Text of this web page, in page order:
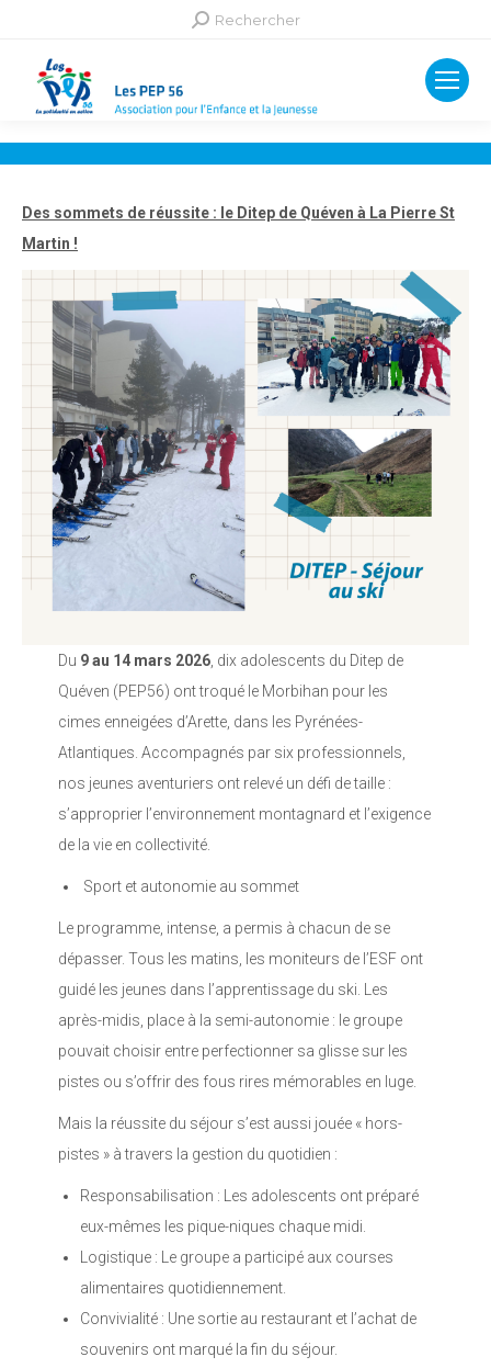
Recherche
Rechercher
Des sommets de réussite : le Ditep de Quéven à La Pierre St
Martin !
Du 9 au 14 mars 2026, dix adolescents du Ditep de
Quéven (PEP56) ont troqué le Morbihan pour les
cimes enneigées d’Arette, dans les Pyrénées-
Atlantiques. Accompagnés par six professionnels,
nos jeunes aventuriers ont relevé un défi de taille :
s’approprier l’environnement montagnard et l’exigence
de la vie en collectivité.
Sport et autonomie au sommet
Le programme, intense, a permis à chacun de se
dépasser. Tous les matins, les moniteurs de l’ESF ont
guidé les jeunes dans l’apprentissage du ski. Les
après-midis, place à la semi-autonomie : le groupe
pouvait choisir entre perfectionner sa glisse sur les
pistes ou s’offrir des fous rires mémorables en luge.
Mais la réussite du séjour s’est aussi jouée « hors-
pistes » à travers la gestion du quotidien :
Responsabilisation : Les adolescents ont préparé
eux-mêmes les pique-niques chaque midi.
Logistique : Le groupe a participé aux courses
alimentaires quotidiennement.
Convivialité : Une sortie au restaurant et l’achat de
souvenirs ont marqué la fin du séjour.